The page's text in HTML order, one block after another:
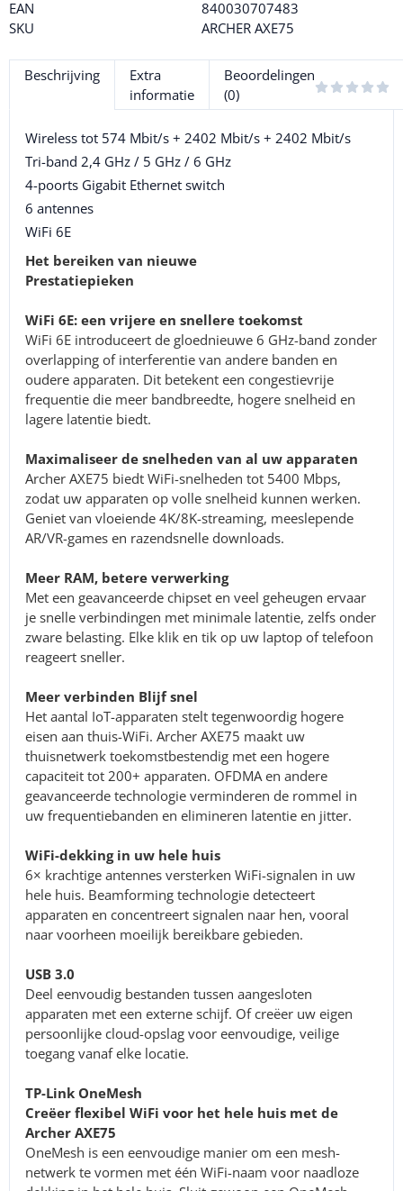
EAN
840030707483
SKU
ARCHER AXE75
Beschrijving
Extra
informatie
Beoordelingen
(0)
Wireless tot 574 Mbit/s + 2402 Mbit/s + 2402 Mbit/s
Tri-band 2,4 GHz / 5 GHz / 6 GHz
4-poorts Gigabit Ethernet switch
6 antennes
WiFi 6E
Het bereiken van nieuwe
Prestatiepieken
WiFi 6E: een vrijere en snellere toekomst
WiFi 6E introduceert de gloednieuwe 6 GHz-band zonder
overlapping of interferentie van andere banden en
oudere apparaten. Dit betekent een congestievrije
frequentie die meer bandbreedte, hogere snelheid en
lagere latentie biedt.
Maximaliseer de snelheden van al uw apparaten
Archer AXE75 biedt WiFi-snelheden tot 5400 Mbps,
zodat uw apparaten op volle snelheid kunnen werken.
Geniet van vloeiende 4K/8K-streaming, meeslepende
AR/VR-games en razendsnelle downloads.
Meer RAM, betere verwerking
Met een geavanceerde chipset en veel geheugen ervaar
je snelle verbindingen met minimale latentie, zelfs onder
zware belasting. Elke klik en tik op uw laptop of telefoon
reageert sneller.
Meer verbinden Blijf snel
Het aantal IoT-apparaten stelt tegenwoordig hogere
eisen aan thuis-WiFi. Archer AXE75 maakt uw
thuisnetwerk toekomstbestendig met een hogere
capaciteit tot 200+ apparaten. OFDMA en andere
geavanceerde technologie verminderen de rommel in
uw frequentiebanden en elimineren latentie en jitter.
WiFi-dekking in uw hele huis
6× krachtige antennes versterken WiFi-signalen in uw
hele huis. Beamforming technologie detecteert
apparaten en concentreert signalen naar hen, vooral
naar voorheen moeilijk bereikbare gebieden.
USB 3.0
Deel eenvoudig bestanden tussen aangesloten
apparaten met een externe schijf. Of creëer uw eigen
persoonlijke cloud-opslag voor eenvoudige, veilige
toegang vanaf elke locatie.
TP-Link OneMesh
Creëer flexibel WiFi voor het hele huis met de
Archer AXE75
OneMesh is een eenvoudige manier om een mesh-
netwerk te vormen met één WiFi-naam voor naadloze